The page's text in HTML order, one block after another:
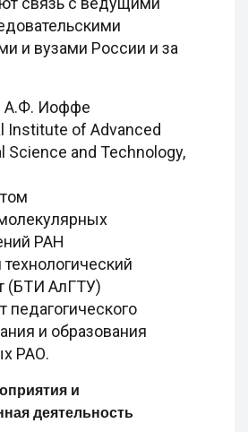
и вузами России и за
А.Ф. Иоффе
Institute of Advanced
Science and Technology,
РАН
(БТИ АлГТУ)
педагогического
и образования
РАО.
и
деятельность